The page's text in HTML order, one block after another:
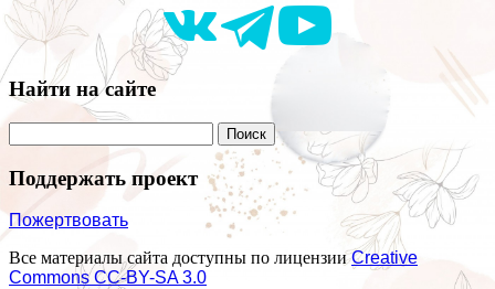
Найти на сайте
Поддержать проект
Пожертвовать
Все материалы сайта доступны по лицензииCreative
Commons СС-BY-SA 3.0